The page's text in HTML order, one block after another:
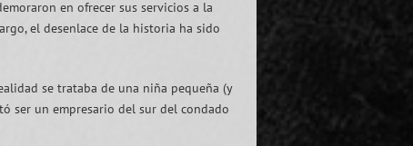
en ofrecer sus servicios a la
el desenlace de la historia ha sido
se trataba de una niña pequeña (y
ser un empresario del sur del condado